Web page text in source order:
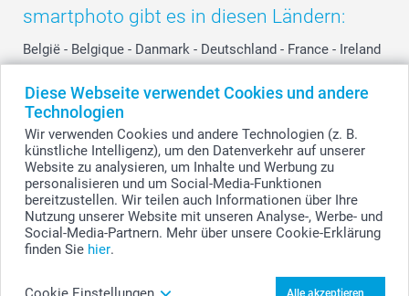
Diese Webseite verwendet Cookies und andere
Technologien
Wir verwenden Cookies und andere Technologien (z. B.
künstliche Intelligenz), um den Datenverkehr auf unserer
Website zu analysieren, um Inhalte und Werbung zu
personalisieren und um Social-Media-Funktionen
bereitzustellen. Wir teilen auch Informationen über Ihre
Nutzung unserer Website mit unseren Analyse-, Werbe- und
Social-Media-Partnern. Mehr über unsere Cookie-Erklärung
finden Sie hier.
Alle akzeptieren
smartphoto gibt es in diesen Ländern:
België - Belgique - Danmark - Deutschland - France - Ireland
Switzerland - Suomi - Sverige - United Kingdom -
Other Countries
Alle Preise verstehen sich in Schweizer Franken (CHF) inkl. MwSt. und zzgl.
Versandkosten.